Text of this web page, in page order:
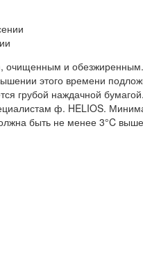
очищенным и
этого времени
грубой наждачной
ф. HELIOS.
быть не менее 3°C